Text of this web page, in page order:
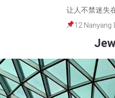
让人不禁迷失
12 Nanyang